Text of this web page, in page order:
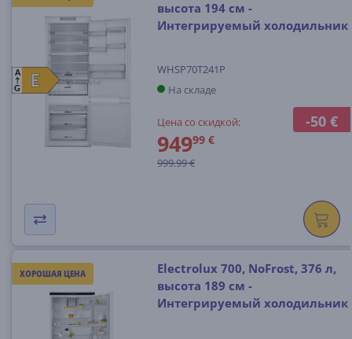
-50 €
E
E
A
G
высота 194 см -
Интегрируемый холодильник
WHSP70T241P
На складе
Цена со скидкой:
94999 €
999.99 €
ХОРОШАЯ ЦЕНА
Electrolux 700, NoFrost, 376 л,
высота 189 см -
Интегрируемый холодильник